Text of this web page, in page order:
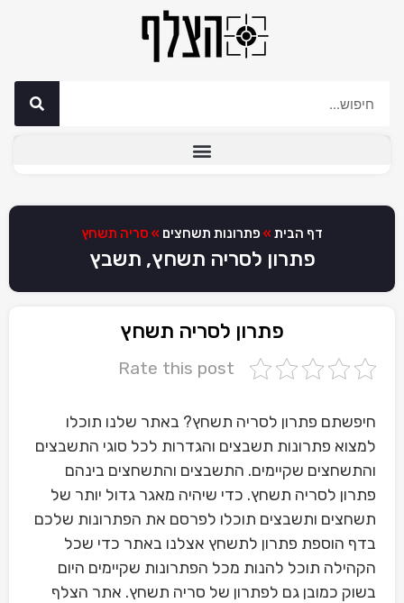
דף הבית » פתרונות תשחצים » סריה תשחץ
פתרון לסריה תשחץ, תשבץ
פתרון לסריה תשחץ
Rate this post
חיפשתם פתרון לסריה תשחץ? באתר שלנו תוכלו
למצוא פתרונות תשבצים והגדרות לכל סוגי התשבצים
והתשחצים שקיימים. התשבצים והתשחצים בינהם
פתרון לסריה תשחץ. כדי שיהיה מאגר גדול יותר של
תשחצים ותשבצים תוכלו לפרסם את הפתרונות שלכם
בדף הוספת פתרון לתשחץ אצלנו באתר כדי שכל
הקהילה תוכל להנות מכל הפתרונות שקיימים היום
בשוק כמובן גם לפתרון של סריה תשחץ. אתר הצלף